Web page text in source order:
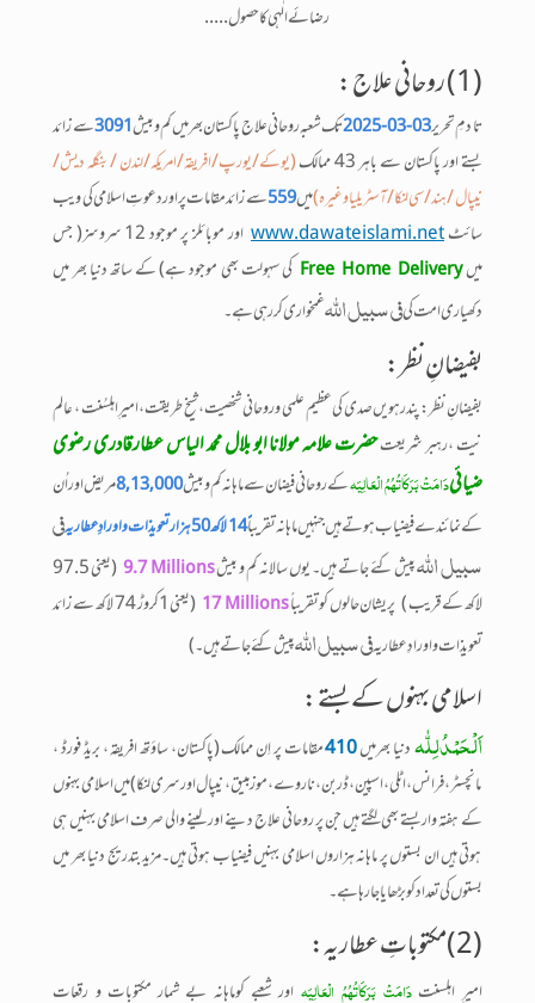
رضائے الٰہی کا حصول .....
(1) روحانی علاج :
تا دمِ تحریر03-03-2025 تک شعبہ روحانی علاج پاکستان بھر میں کم وبیش3091سے زائد
بستے اور پاکستان سے باہر 43 ممالک
(یوکے/یورپ/افریقہ/امریکہ/لندن /بنگلہ دیش/
نیپال /ہند/سی لنکا/آسٹریلیا وغیرہ)میں559سے زائد مقامات پر اور دعوتِ اسلامی کی ویب
سائٹwww.dawateislami.net
اور موبائلز پر موجود 12 سروسز( جس
میںFree Home Delivery کی سہولت بھی موجود ہے) کے ساتھ دنیا بھر میں
دکھیاری امت کیفی سبیل اللّٰہغمخواری کررہی ہے۔
بفیضانِ نظر:
بفیضانِ نظر: پندرہویں صدی کی عظیم علمی و روحانی شخصیت، شیخ طریقت،امیرِ اہلِسُنت ، عالم
نیت ،رہبر شریعتحضرت علامہ مولانا ابو بلال محمد الیاس عطارقادری رضوی
ضیائیدَامَتْ بَرَکَاتُہُمُ الْعَالِیَہکے روحانی فیضان سے ماہانہ کم وبیش8,13,000مریض اور اُن
کے نمائندے فیضیاب ہوتے ہیں جنہیں ماہانہ تقریبا
ً14 لاکھ 50 ہزار تعویذات واورادِعطاریہ
فی
سبیل اللّٰہپیش کئے جاتے ہیں۔ یوں سالانہ کم و بیش 9.7Millions
(یعنی 97.5
لاکھ کے قریب ) پریشان حالوں کوتقریباً
17Millions
(یعنی1 کروڑ 74 لاکھ سے زائد
تعویذات و اورادِ عطاریہفی سبیل اللّٰہپیش کئے جاتے ہیں۔)
اسلامی بہنوں کے بستے :
اَلْحَمْدُلِلّٰہدنیا بھرمیں410مقامات پر اِن ممالک (پاکستان، ساؤتھ افریقہ ، بریڈ فورڈ ،
مانچسٹر ، فرانس ، اٹلی، اسپین،ڈربن ، ناروے، موزمبیق، نیپال اور سری لنکا ) میں ا سلامی بہنوں
کے ہفتہ واربستے بھی لگتے ہیں جن پر روحانی علاج دینے اور لینے والی صرف اسلامی بہنیں ہی
ہوتی ہیں ان بستوں پر ماہانہ ہزاروں اسلامی بہنیں فیضیاب ہوتی ہیں۔مزید بتدریج دنیا بھر میں
بستوں کی تعداد کو بڑھایا جا رہا ہے۔
(2)مکتوباتِ عطاریہ:
امیرِ اہلسنت دَامَتْ بَرَکَاتُہُمُ الْعَالِیَہ اور شعبے کوماہانہ بے شمار مکتوبات و رقعات